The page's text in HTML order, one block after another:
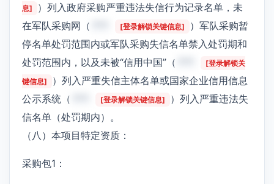
息]
）列入政府采购严重违法失信行为记录名单，未
在军队采购网（
[登录解锁关键信息]
）军队采购暂
停名单处罚范围内或军队采购失信名单禁入处罚期和
处罚范围内，以及未被“信用中国”（
[登录解锁关
键信息]
）列入严重失信主体名单或国家企业信用信息
公示系统（
[登录解锁关键信息]
）列入严重违法失
信名单（处罚期内）。
（八）本项目特定资质：
采购包1：